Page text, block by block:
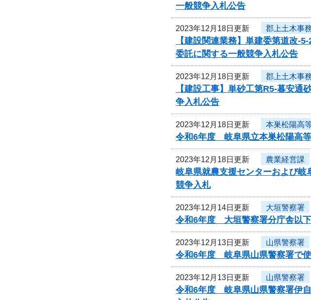
一般競争入札公告
2023年12月18日更新 郡上土木事
【建設関連業務】単建委第道改-
委託に関する一般競争入札公告
2023年12月18日更新 郡上土木事
【建設工事】単砂工第R5-暮安
争入札公告
2023年12月18日更新 本巣松陽高
令和6年度 岐阜県立本巣松陽高
2023年12月18日更新 農業経営課
岐阜県就農支援センターおよび
競争入札
2023年12月14日更新 大垣警察署
令和6年度 大垣警察署分庁舎以
2023年12月13日更新 山県警察署
令和6年度 岐阜県山県警察署で
2023年12月13日更新 山県警察署
令和6年度 岐阜県山県警察署伊